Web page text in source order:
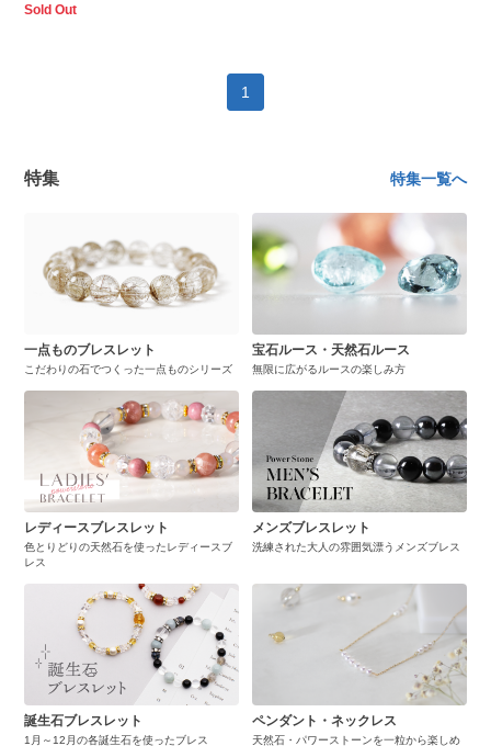
【鑑別書付き】
Sold Out
1
特集 特集一覧へ
一点ものブレスレット
こだわりの石でつくった一点ものシリーズ
宝石ルース・天然石ルース
無限に広がるルースの楽しみ方
レディースブレスレット
色とりどりの天然石を使ったレディースブ
レス
メンズブレスレット
洗練された大人の雰囲気漂うメンズブレス
誕生石ブレスレット
1月～12月の各誕生石を使ったブレス
ペンダント・ネックレス
天然石・パワーストーンを一粒から楽しめ